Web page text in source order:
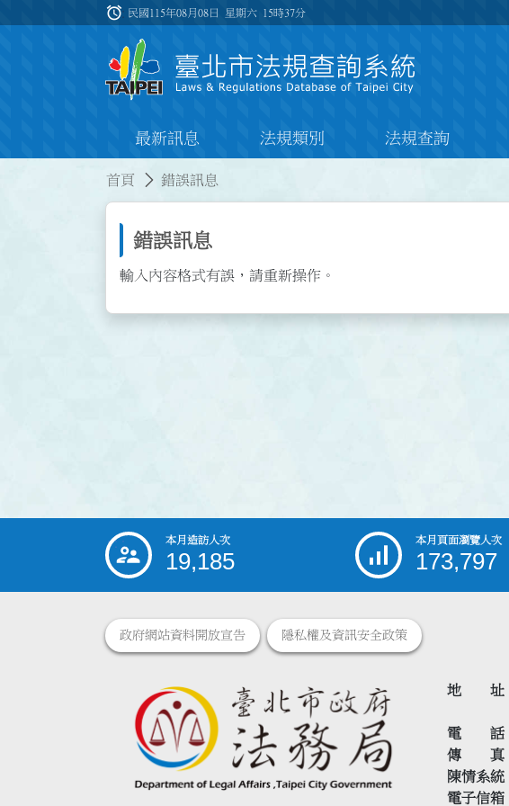
:::
alarm 民國115年08月08日 星期六 15時37分
最新訊息 法規類別 法規查詢
首頁 錯誤訊息
錯誤訊息
輸入內容格式有誤，請重新操作。
::: 本月造訪人次
19,185
本月頁面瀏覽人次
173,797
政府網站資料開放宣告 隱私權及資訊安全政策
地 址
電 話
傳 真
陳情系統
電子信箱